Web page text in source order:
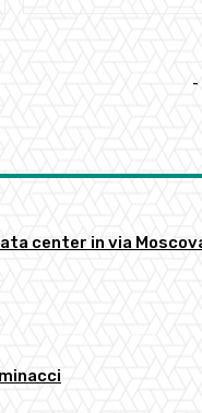
center in via